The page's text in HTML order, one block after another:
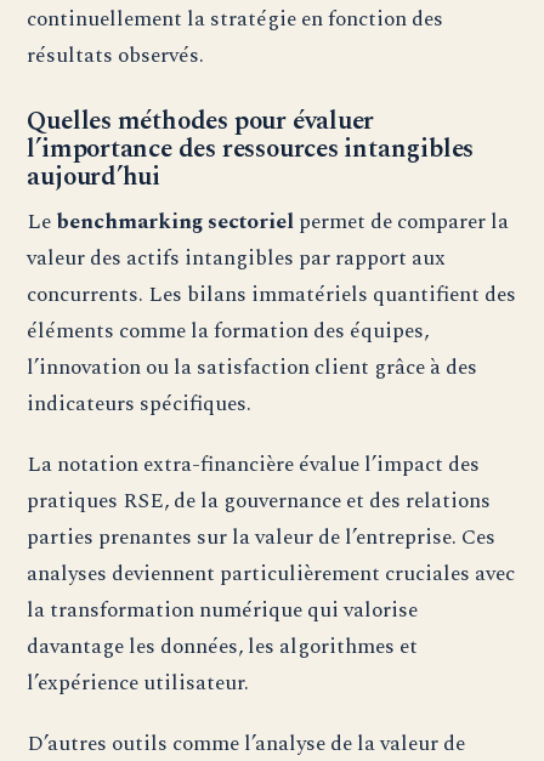
continuellement la stratégie en fonction des
résultats observés.
Quelles méthodes pour évaluer
l’importance des ressources intangibles
aujourd’hui
Lebenchmarking sectorielpermet de comparer la
valeur des actifs intangibles par rapport aux
concurrents. Les bilans immatériels quantifient des
éléments comme la formation des équipes,
l’innovation ou la satisfaction client grâce à des
indicateurs spécifiques.
La notation extra-financière évalue l’impact des
pratiques RSE, de la gouvernance et des relations
parties prenantes sur la valeur de l’entreprise. Ces
analyses deviennent particulièrement cruciales avec
la transformation numérique qui valorise
davantage les données, les algorithmes et
l’expérience utilisateur.
D’autres outils comme l’analyse de la valeur de